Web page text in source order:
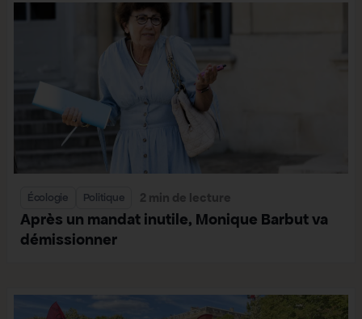
Écologie Politique 2 min de lecture
Après un mandat inutile, Monique Barbut va
démissionner